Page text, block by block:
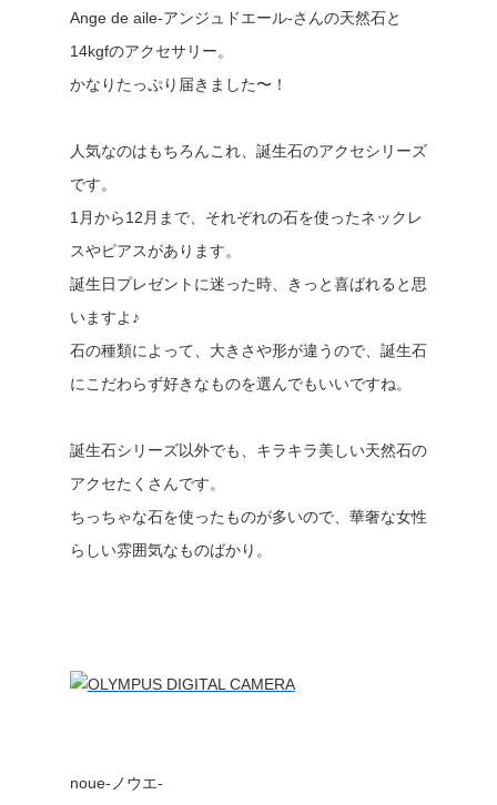
Ange de aile-アンジュドエール-さんの天然石と
14kgfのアクセサリー。
かなりたっぷり届きました〜！
人気なのはもちろんこれ、誕生石のアクセシリーズ
です。
1月から12月まで、それぞれの石を使ったネックレ
スやピアスがあります。
誕生日プレゼントに迷った時、きっと喜ばれると思
いますよ♪
石の種類によって、大きさや形が違うので、誕生石
にこだわらず好きなものを選んでもいいですね。
誕生石シリーズ以外でも、キラキラ美しい天然石の
アクセたくさんです。
ちっちゃな石を使ったものが多いので、華奢な女性
らしい雰囲気なものばかり。
noue-ノウエ-